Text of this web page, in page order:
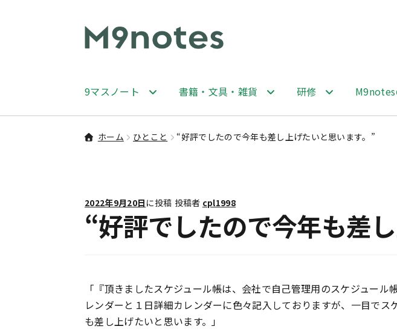
ナ
ビ
シ
ョ
ン
プ
コ
ン
ツ
へ
ス
9マスノート 書籍・文具・雑貨 研修 M9notes
ホーム ひとこと “好評でしたので今年も差し上げたいと思います。”
2022年9月20日 に投稿 投稿者 cpl1998
“好評でしたので今年も差
「『頂きましたスケジュール帳は、会社で自己管理用のスケジュー
レンダーと１日詳細カレンダーに色々記入しておりますが、一目で
も差し上げたいと思います。」